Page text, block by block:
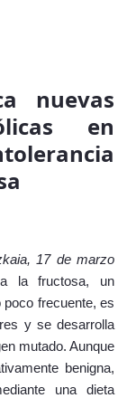
nuevas
en
17 de marzo
la fructosa, un
frecuente, es
y se desarrolla
mutado. Aunque
benigna,
una dieta